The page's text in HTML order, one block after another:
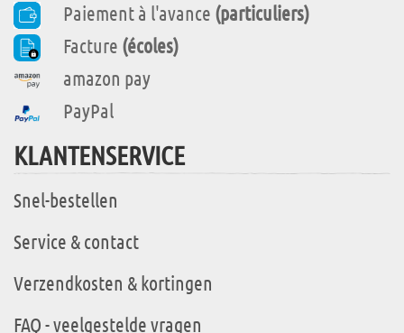
Paiement à l'avance (particuliers)
Facture (écoles)
amazon pay
PayPal
KLANTENSERVICE
Snel-bestellen
Service & contact
Verzendkosten & kortingen
FAQ - veelgestelde vragen